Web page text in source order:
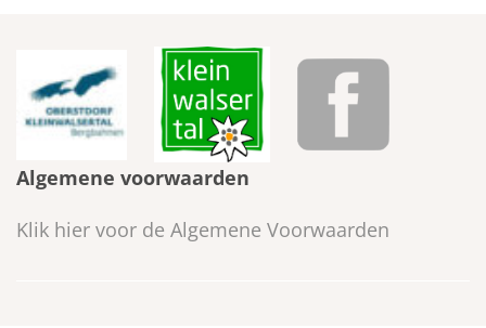
Algemene voorwaarden
Klik hier voor de Algemene Voorwaarden